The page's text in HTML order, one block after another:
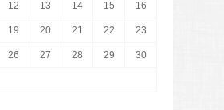
12 13 14 15 16
19 20 21 22 23
26 27 28 29 30